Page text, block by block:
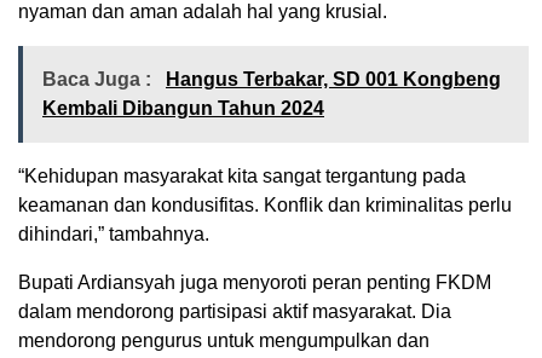
nyaman dan aman adalah hal yang krusial.
Baca Juga :
Hangus Terbakar, SD 001 Kongbeng
Kembali Dibangun Tahun 2024
“Kehidupan masyarakat kita sangat tergantung pada
keamanan dan kondusifitas. Konflik dan kriminalitas perlu
dihindari,” tambahnya.
Bupati Ardiansyah juga menyoroti peran penting FKDM
dalam mendorong partisipasi aktif masyarakat. Dia
mendorong pengurus untuk mengumpulkan dan